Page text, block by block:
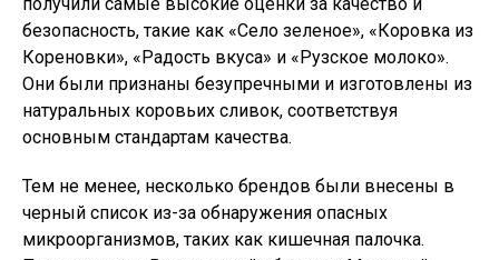
безопасность, такие как «Село зеленое», «Коровка из
Кореновки», «Радость вкуса» и «Рузское молоко».
Они были признаны безупречными и изготовлены из
натуральных коровьих сливок, соответствуя
основным стандартам качества.
Тем не менее, несколько брендов были внесены в
черный список из-за обнаружения опасных
микроорганизмов, таких как кишечная палочка.